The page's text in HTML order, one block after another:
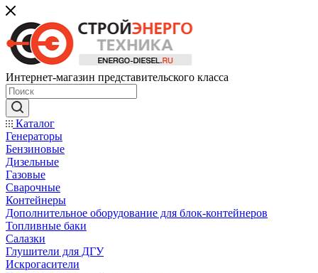
Интернет-магазин представительского класса
Каталог
Генераторы
Бензиновые
Дизельные
Газовые
Сварочные
Контейнеры
Дополнительное оборудование для блок-контейнеров
Топливные баки
Салазки
Глушители для ДГУ
Искрогасители